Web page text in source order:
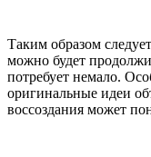
Таким образом
можно будет
потребует немало.
оригинальные идеи
воссоздания может